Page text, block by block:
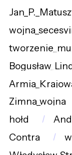
Zimna_wojna
hołd
Contra